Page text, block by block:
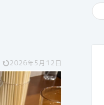
2026年5月12日